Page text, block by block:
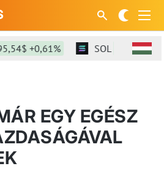
+0,61% SOL 75,46$
EGY EGÉSZ